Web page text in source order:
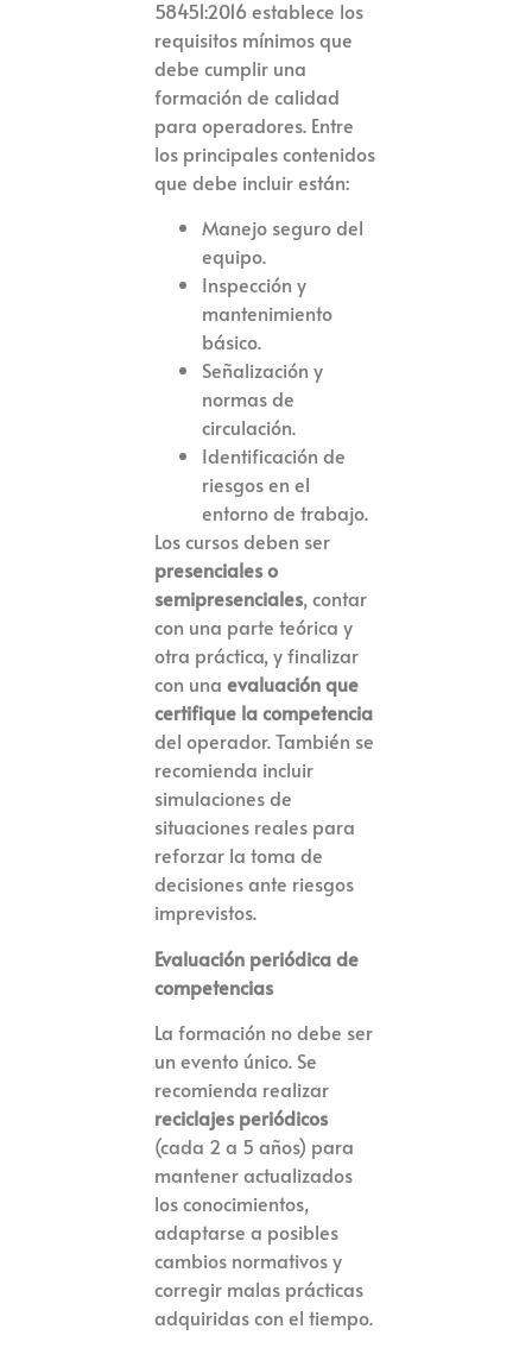
58451:2016 establece los
requisitos mínimos que
debe cumplir una
formación de calidad
para operadores. Entre
los principales contenidos
que debe incluir están:
Manejo seguro del
equipo.
Inspección y
mantenimiento
básico.
Señalización y
normas de
circulación.
Identificación de
riesgos en el
entorno de trabajo.
Los cursos deben ser
presenciales o
semipresenciales, contar
con una parte teórica y
otra práctica, y finalizar
con una evaluación que
certifique la competencia
del operador. También se
recomienda incluir
simulaciones de
situaciones reales para
reforzar la toma de
decisiones ante riesgos
imprevistos.
Evaluación periódica de
competencias
La formación no debe ser
un evento único. Se
recomienda realizar
reciclajes periódicos
(cada 2 a 5 años) para
mantener actualizados
los conocimientos,
adaptarse a posibles
cambios normativos y
corregir malas prácticas
adquiridas con el tiempo.